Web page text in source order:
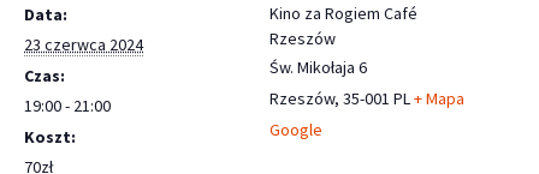
Data:
23 czerwca 2024
Czas:
19:00 - 21:00
Koszt:
70zł
Kino za Rogiem Café
Rzeszów
Św. Mikołaja 6
Rzeszów, 35-001 PL + Mapa
Google